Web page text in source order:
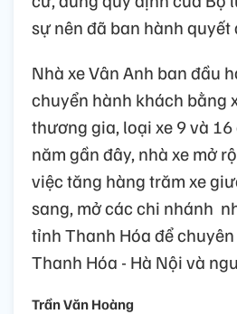
sự nên đã ban hành quyết
Nhà xe Vân Anh ban đầu
chuyển hành khách bằng
thương gia, loại xe 9 và
năm gần đây, nhà xe mở
việc tăng hàng trăm xe
sang, mở các chi nhánh
tỉnh Thanh Hóa để
Thanh Hóa - Hà Nội và
Trần Văn Hoàng